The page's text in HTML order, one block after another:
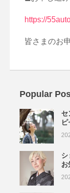
https://
皆さまのお
Popular
セ
シ
お